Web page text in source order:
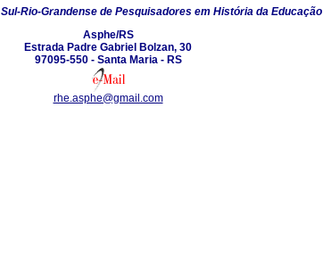
Rio-Grandense de Pesquisadores em História da Educação
Asphe/RS
Estrada Padre Gabriel Bolzan, 30
97095-550 - Santa Maria - RS
rhe.asphe@gmail.com